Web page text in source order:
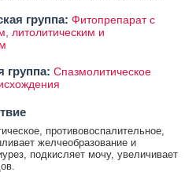
группа: Фитопрепарат с
литолитическим и
группа: Спазмолитическое
противовоспалительное,
желчеобразование и
подкисляет мочу, увеличивает